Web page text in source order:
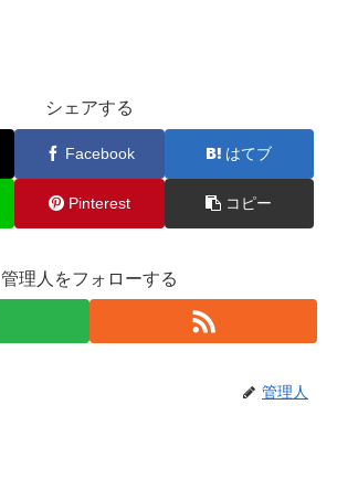
シェアする
Facebook はてブ
Pinterest コピー
管理人をフォローする
管理人